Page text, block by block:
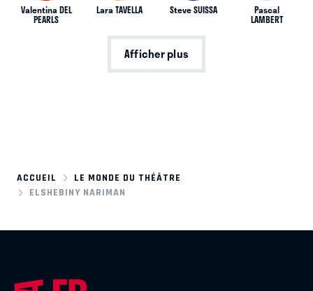
Valentina DEL
PEARLS
Lara TAVELLA Steve SUISSA Pascal
LAMBERT
Afficher plus
ACCUEIL
LE MONDE DU THÉÂTRE
ELSHEBINY NARIMAN